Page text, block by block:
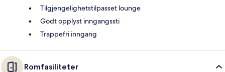
Tilgjengelighetstilpasset lounge
Godt opplyst inngangssti
Trappefri inngang
Romfasiliteter